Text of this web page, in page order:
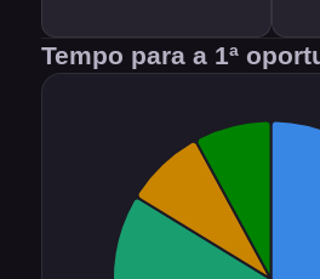
Tempo para a 1ª